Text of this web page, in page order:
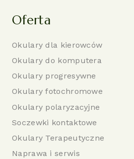
Oferta
Okulary dla kierowców
Okulary do komputera
Okulary progresywne
Okulary fotochromowe
Okulary polaryzacyjne
Soczewki kontaktowe
Okulary Terapeutyczne
Naprawa i serwis